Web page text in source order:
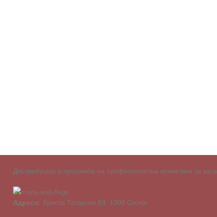
Дистрибуција и продажба на професионална козметика за
Адреса: Христо Татарчев 69, 1000 Скопје